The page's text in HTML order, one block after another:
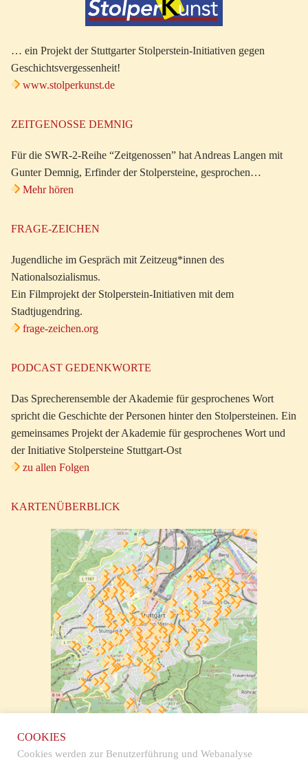
… ein Projekt der Stuttgarter Stolperstein-Initiativen gegen
Geschichtsvergessenheit!
www.stolperkunst.de
ZEITGENOSSE DEMNIG
Für die SWR-2-Reihe “Zeitgenossen” hat Andreas Langen mit
Gunter Demnig, Erfinder der Stolpersteine, gesprochen…
Mehr hören
FRAGE-ZEICHEN
Jugendliche im Gespräch mit Zeitzeug*innen des
Nationalsozialismus.
Ein Filmprojekt der Stolperstein-Initiativen mit dem
Stadtjugendring.
frage-zeichen.org
PODCAST GEDENKWORTE
Das Sprecherensemble der Akademie für gesprochenes Wort
spricht die Geschichte der Personen hinter den Stolpersteinen. Ein
gemeinsames Projekt der Akademie für gesprochenes Wort und
der Initiative Stolpersteine Stuttgart-Ost
zu allen Folgen
KARTENÜBERBLICK
COOKIES
Cookies werden zur Benutzerführung und Webanalyse